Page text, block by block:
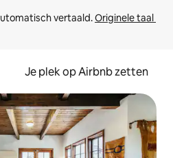
vertaald. Originele taal
Je plek op Airbnb zetten